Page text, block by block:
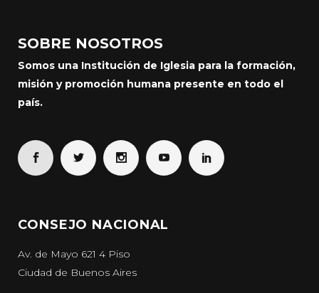
SOBRE NOSOTROS
Somos una Institución de Iglesia para la formación,
misión y promoción humana presente en todo el
país.
CONSEJO NACIONAL
Av. de Mayo 621 4 Piso
Ciudad de Buenos Aires